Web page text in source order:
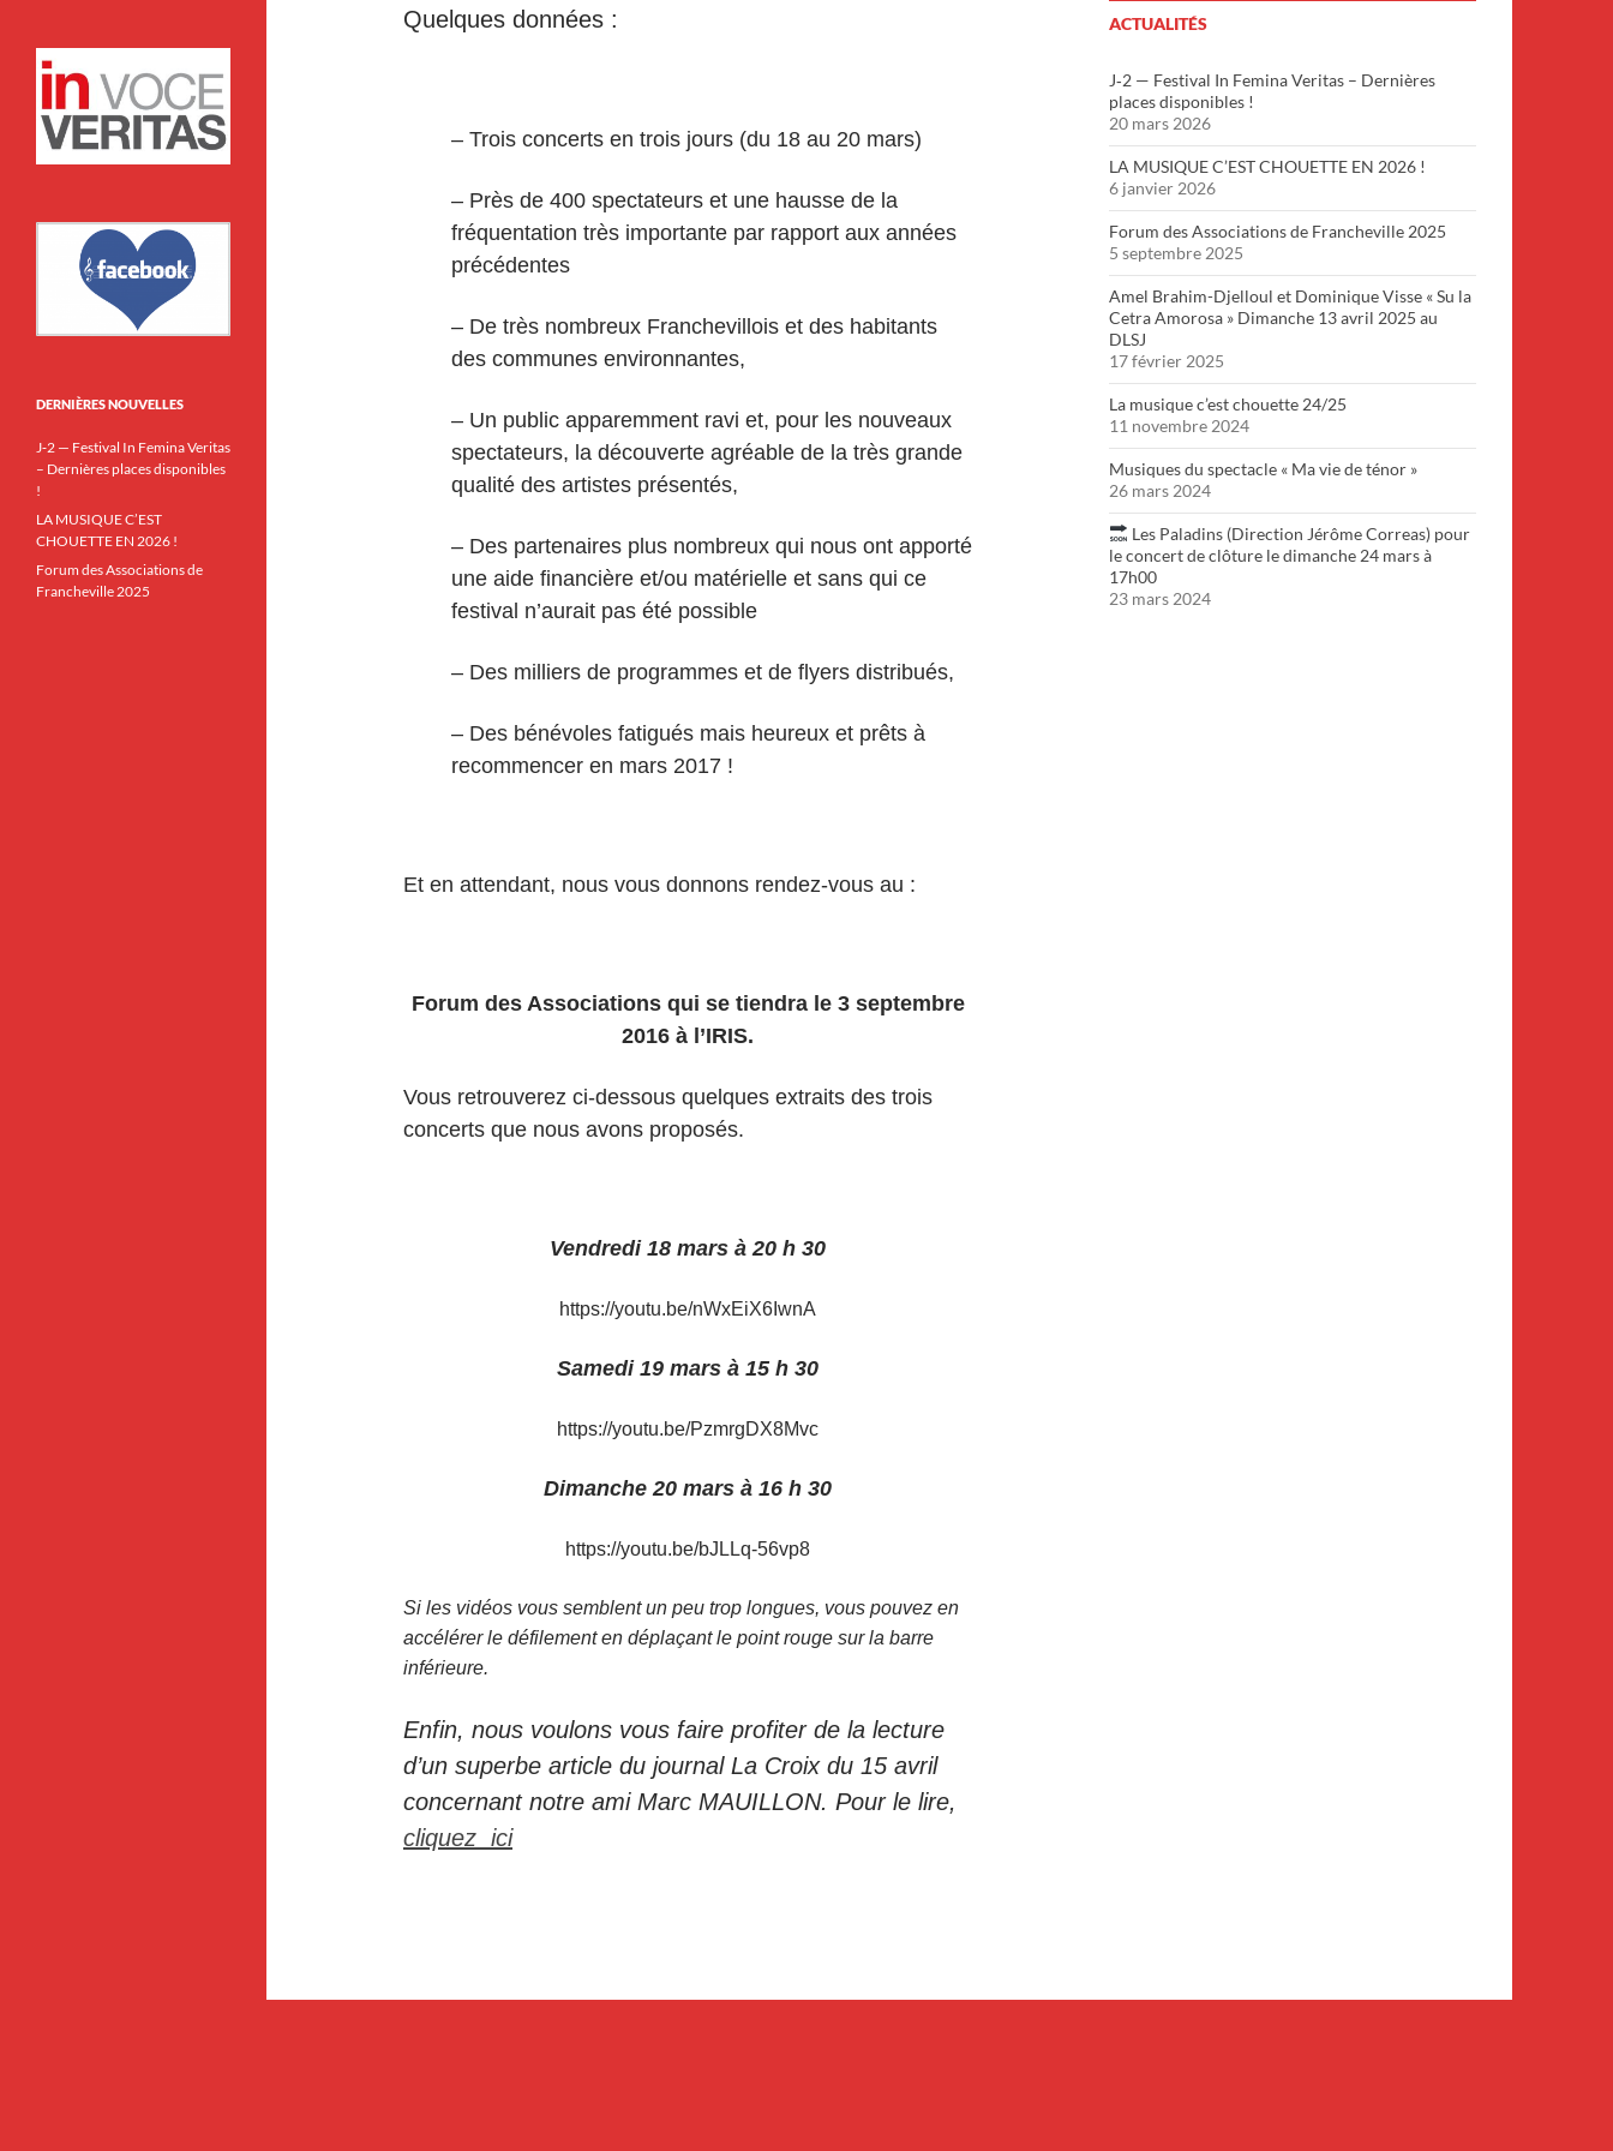
Quelques données :
– Trois concerts en trois jours (du 18 au 20 mars)
– Près de 400 spectateurs et une hausse de la
fréquentation très importante par rapport aux années
précédentes
– De très nombreux Franchevillois et des habitants
des communes environnantes,
– Un public apparemment ravi et, pour les nouveaux
spectateurs, la découverte agréable de la très grande
qualité des artistes présentés,
– Des partenaires plus nombreux qui nous ont apporté
une aide financière et/ou matérielle et sans qui ce
festival n’aurait pas été possible
– Des milliers de programmes et de flyers distribués,
– Des bénévoles fatigués mais heureux et prêts à
recommencer en mars 2017 !
Et en attendant, nous vous donnons rendez-vous au :
Forum des Associations qui se tiendra le 3 septembre
2016 à l’IRIS.
Vous retrouverez ci-dessous quelques extraits des trois
concerts que nous avons proposés.
Vendredi 18 mars à 20 h 30
https://youtu.be/nWxEiX6IwnA
Samedi 19 mars à 15 h 30
https://youtu.be/PzmrgDX8Mvc
Dimanche 20 mars à 16 h 30
https://youtu.be/bJLLq-56vp8
Si les vidéos vous semblent un peu trop longues, vous pouvez en
accélérer le défilement en déplaçant le point rouge sur la barre
inférieure.
Enfin, nous voulons vous faire profiter de la lecture
d’un superbe article du journal La Croix du 15 avril
concernant notre ami Marc MAUILLON. Pour le lire,
cliquez ici
ACTUALITÉS
J‑2 — Festival In Femina Veritas – Dernières
places disponibles !
20 mars 2026
LA MUSIQUE C’EST CHOUETTE EN 2026 !
6 janvier 2026
Forum des Associations de Francheville 2025
5 septembre 2025
Amel Brahim-Djelloul et Dominique Visse « Su la
Cetra Amorosa » Dimanche 13 avril 2025 au
DLSJ
17 février 2025
La musique c’est chouette 24/25
11 novembre 2024
Musiques du spectacle « Ma vie de ténor »
26 mars 2024
Les Paladins (Direction Jérôme Correas) pour
le concert de clôture le dimanche 24 mars à
17h00
23 mars 2024
DERNIÈRES NOUVELLES
J‑2 — Festival In Femina Veritas
– Dernières places disponibles
!
LA MUSIQUE C’EST
CHOUETTE EN 2026 !
Forum des Associations de
Francheville 2025